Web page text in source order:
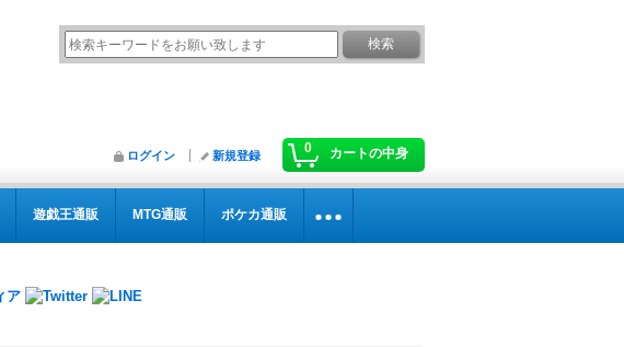
0 カートの中身
ログイン 新規登録
遊戯王通販 MTG通販 ポケカ通販